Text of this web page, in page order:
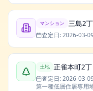
マンション 三島2
査定日:2026-03-
土地 正雀本町2丁
査定日:2026-03-
第一種低層住居専用